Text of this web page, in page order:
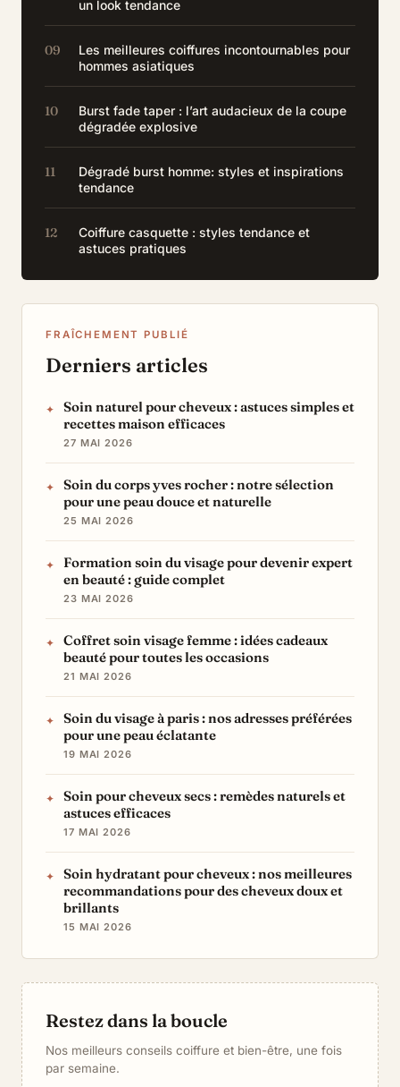
un look tendance
Les meilleures coiffures incontournables pour
hommes asiatiques
Burst fade taper : l’art audacieux de la coupe
dégradée explosive
Dégradé burst homme: styles et inspirations
tendance
Coiffure casquette : styles tendance et
astuces pratiques
FRAÎCHEMENT PUBLIÉ
Derniers articles
Soin naturel pour cheveux : astuces simples et
recettes maison efficaces
27 MAI 2026
Soin du corps yves rocher : notre sélection
pour une peau douce et naturelle
25 MAI 2026
Formation soin du visage pour devenir expert
en beauté : guide complet
23 MAI 2026
Coffret soin visage femme : idées cadeaux
beauté pour toutes les occasions
21 MAI 2026
Soin du visage à paris : nos adresses préférées
pour une peau éclatante
19 MAI 2026
Soin pour cheveux secs : remèdes naturels et
astuces efficaces
17 MAI 2026
Soin hydratant pour cheveux : nos meilleures
recommandations pour des cheveux doux et
brillants
15 MAI 2026
Restez dans la boucle
Nos meilleurs conseils coiffure et bien-être, une fois
par semaine.